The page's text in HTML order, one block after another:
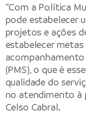
“Com a Política
pode estabelecer
projetos e ações
estabelecer
acompanhamento
(PMS), o que é
qualidade do
no atendimento à
Celso Cabral.